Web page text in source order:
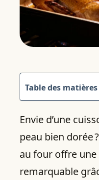
Table des matières
Envie d’une
peau bien dorée
au four offre
remarquable